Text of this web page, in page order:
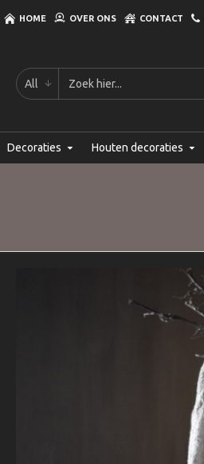
HOME OVER ONS CONTACT
All
Decoraties Houten decoraties